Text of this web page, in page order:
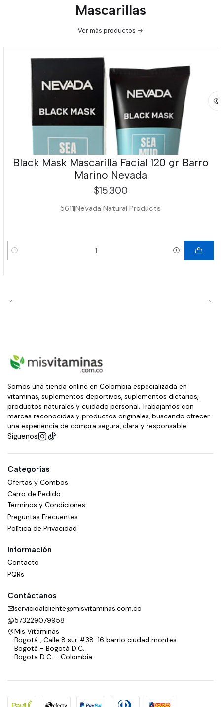
Mascarillas
Ver más productos
Black Mask Mascarilla Facial 120 gr Barro
Marino Nevada
$15.300
5611|Nevada Natural Products
Cantidad
Somos una tienda online en Colombia especializada en
vitaminas, suplementos deportivos, suplementos dietarios,
productos naturales y cuidado personal. Trabajamos con
marcas reconocidas y productos originales, buscando ofrecer
una experiencia de compra segura, clara y responsable.
Síguenos
Categorías
Ofertas y Combos
Carro de Pedido
Términos y Condiciones
Preguntas Frecuentes
Política de Privacidad
Información
Contacto
PQRs
Contáctanos
servicioalcliente@misvitaminas.com.co
573229079958
Mis Vitaminas
Bogotá , Calle 8 sur #38-16 barrio ciudad montes
Bogotá - Bogotá D.C.
Bogota D.C. - Colombia